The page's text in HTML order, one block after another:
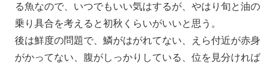
る魚なので、いつでもいい気はするが、やはり旬と油の
乗り具合を考えると初秋くらいがいいと思う。
後は鮮度の問題で、鱗がはがれてない、えら付近が赤身
がかってない、腹がしっかりしている、位を見分ければ